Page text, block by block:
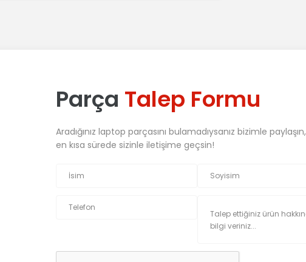
Parça Talep Formu
Aradığınız laptop parçasını bulamadıysanız bizimle
en kısa sürede sizinle iletişime geçsin!